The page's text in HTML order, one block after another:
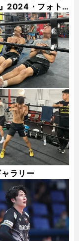
2024・フォト
ラリー